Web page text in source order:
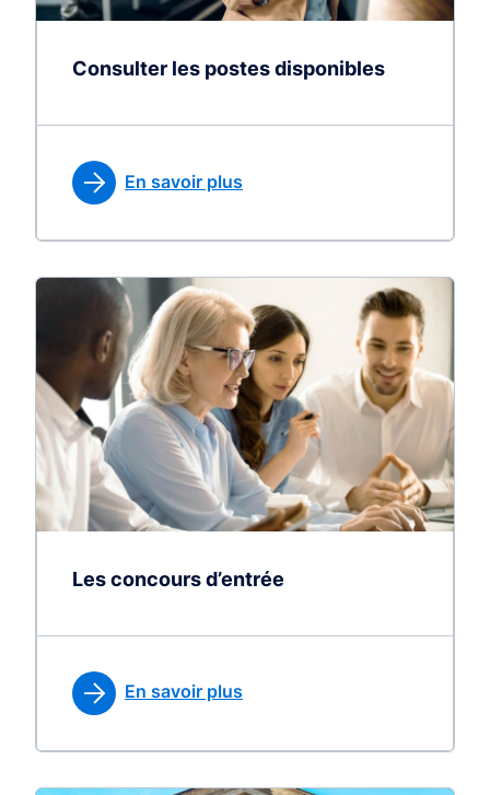
Consulter les postes disponibles
En savoir plus
Les concours d’entrée
En savoir plus